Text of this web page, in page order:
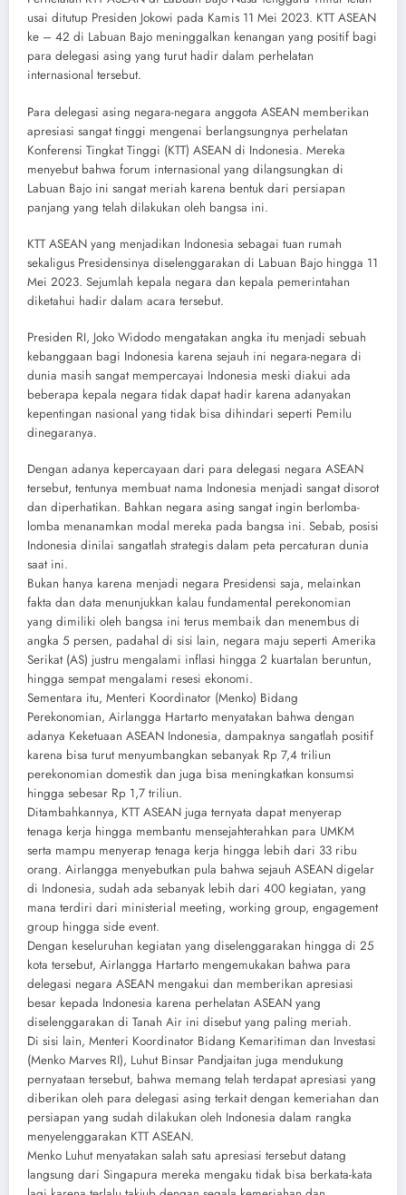
usai ditutup Presiden Jokowi pada Kamis 11 Mei 2023. KTT ASEAN
ke – 42 di Labuan Bajo meninggalkan kenangan yang positif bagi
para delegasi asing yang turut hadir dalam perhelatan
internasional tersebut.
Para delegasi asing negara-negara anggota ASEAN memberikan
apresiasi sangat tinggi mengenai berlangsungnya perhelatan
Konferensi Tingkat Tinggi (KTT) ASEAN di Indonesia. Mereka
menyebut bahwa forum internasional yang dilangsungkan di
Labuan Bajo ini sangat meriah karena bentuk dari persiapan
panjang yang telah dilakukan oleh bangsa ini.
KTT ASEAN yang menjadikan Indonesia sebagai tuan rumah
sekaligus Presidensinya diselenggarakan di Labuan Bajo hingga 11
Mei 2023. Sejumlah kepala negara dan kepala pemerintahan
diketahui hadir dalam acara tersebut.
Presiden RI, Joko Widodo mengatakan angka itu menjadi sebuah
kebanggaan bagi Indonesia karena sejauh ini negara-negara di
dunia masih sangat mempercayai Indonesia meski diakui ada
beberapa kepala negara tidak dapat hadir karena adanyakan
kepentingan nasional yang tidak bisa dihindari seperti Pemilu
dinegaranya.
Dengan adanya kepercayaan dari para delegasi negara ASEAN
tersebut, tentunya membuat nama Indonesia menjadi sangat disorot
dan diperhatikan. Bahkan negara asing sangat ingin berlomba-
lomba menanamkan modal mereka pada bangsa ini. Sebab, posisi
Indonesia dinilai sangatlah strategis dalam peta percaturan dunia
saat ini.
Bukan hanya karena menjadi negara Presidensi saja, melainkan
fakta dan data menunjukkan kalau fundamental perekonomian
yang dimiliki oleh bangsa ini terus membaik dan menembus di
angka 5 persen, padahal di sisi lain, negara maju seperti Amerika
Serikat (AS) justru mengalami inflasi hingga 2 kuartalan beruntun,
hingga sempat mengalami resesi ekonomi.
Sementara itu, Menteri Koordinator (Menko) Bidang
Perekonomian, Airlangga Hartarto menyatakan bahwa dengan
adanya Keketuaan ASEAN Indonesia, dampaknya sangatlah positif
karena bisa turut menyumbangkan sebanyak Rp 7,4 triliun
perekonomian domestik dan juga bisa meningkatkan konsumsi
hingga sebesar Rp 1,7 triliun.
Ditambahkannya, KTT ASEAN juga ternyata dapat menyerap
tenaga kerja hingga membantu mensejahterahkan para UMKM
serta mampu menyerap tenaga kerja hingga lebih dari 33 ribu
orang. Airlangga menyebutkan pula bahwa sejauh ASEAN digelar
di Indonesia, sudah ada sebanyak lebih dari 400 kegiatan, yang
mana terdiri dari ministerial meeting, working group, engagement
group hingga side event.
Dengan keseluruhan kegiatan yang diselenggarakan hingga di 25
kota tersebut, Airlangga Hartarto mengemukakan bahwa para
delegasi negara ASEAN mengakui dan memberikan apresiasi
besar kepada Indonesia karena perhelatan ASEAN yang
diselenggarakan di Tanah Air ini disebut yang paling meriah.
Di sisi lain, Menteri Koordinator Bidang Kemaritiman dan Investasi
(Menko Marves RI), Luhut Binsar Pandjaitan juga mendukung
pernyataan tersebut, bahwa memang telah terdapat apresiasi yang
diberikan oleh para delegasi asing terkait dengan kemeriahan dan
persiapan yang sudah dilakukan oleh Indonesia dalam rangka
menyelenggarakan KTT ASEAN.
Menko Luhut menyatakan salah satu apresiasi tersebut datang
langsung dari Singapura mereka mengaku tidak bisa berkata-kata